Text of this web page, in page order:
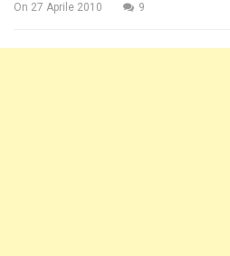
On 27 Aprile 2010 9